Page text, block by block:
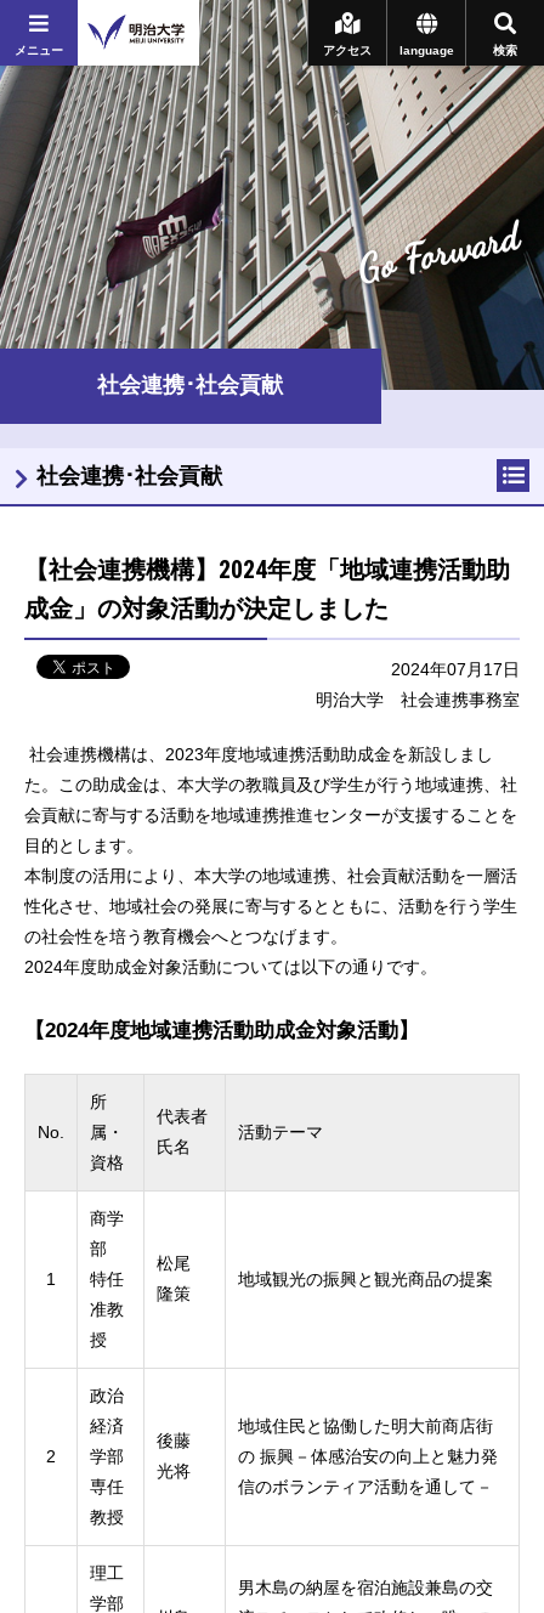
メニュー 検索
language
アクセス
Go Forward
社会連携･社会貢献
【社会連携機構】2024年度「地域連携活動助
成金」の対象活動が決定しました
2024年07月17日
明治大学 社会連携事務室
社会連携機構は、2023年度地域連携活動助成金を新設しまし
た。この助成金は、本大学の教職員及び学生が行う地域連携、社
会貢献に寄与する活動を地域連携推進センターが支援することを
目的とします。
本制度の活用により、本大学の地域連携、社会貢献活動を一層活
性化させ、地域社会の発展に寄与するとともに、活動を行う学生
の社会性を培う教育機会へとつなげます。
2024年度助成金対象活動については以下の通りです。
【2024年度地域連携活動助成金対象活動】
No.
所
属・
資格
代表者
氏名
活動テーマ
1
商学
部
特任
准教
授
松尾
隆策
地域観光の振興と観光商品の提案
2
政治
経済
学部
専任
教授
後藤
光将
地域住民と協働した明大前商店街
の 振興－体感治安の向上と魅力発
信のボランティア活動を通して－
理工
学部
男木島の納屋を宿泊施設兼島の交
社会連携･社会貢献